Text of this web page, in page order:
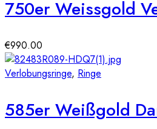
€990.00
Verlobungsringe, Ringe